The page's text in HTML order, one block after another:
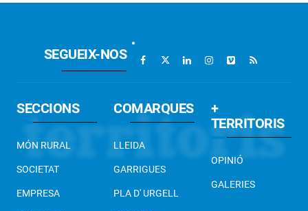
SEGUEIX-NOS
SECCIONS
MÓN RURAL
SOCIETAT
EMPRESA
COMARQUES
LLEIDA
GARRIGUES
PLA D' URGELL
+
TERRITORIS
OPINIÓ
GALERIES